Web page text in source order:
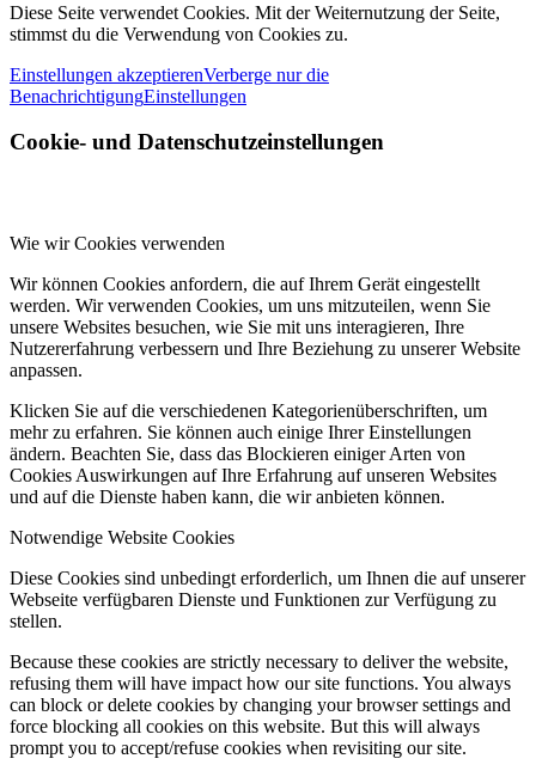
Diese Seite verwendet Cookies. Mit der Weiternutzung der Seite,
stimmst du die Verwendung von Cookies zu.
Einstellungen akzeptierenVerberge nur die
BenachrichtigungEinstellungen
Cookie- und Datenschutzeinstellungen
Wie wir Cookies verwenden
Wir können Cookies anfordern, die auf Ihrem Gerät eingestellt
werden. Wir verwenden Cookies, um uns mitzuteilen, wenn Sie
unsere Websites besuchen, wie Sie mit uns interagieren, Ihre
Nutzererfahrung verbessern und Ihre Beziehung zu unserer Website
anpassen.
Klicken Sie auf die verschiedenen Kategorienüberschriften, um
mehr zu erfahren. Sie können auch einige Ihrer Einstellungen
ändern. Beachten Sie, dass das Blockieren einiger Arten von
Cookies Auswirkungen auf Ihre Erfahrung auf unseren Websites
und auf die Dienste haben kann, die wir anbieten können.
Notwendige Website Cookies
Diese Cookies sind unbedingt erforderlich, um Ihnen die auf unserer
Webseite verfügbaren Dienste und Funktionen zur Verfügung zu
stellen.
Because these cookies are strictly necessary to deliver the website,
refusing them will have impact how our site functions. You always
can block or delete cookies by changing your browser settings and
force blocking all cookies on this website. But this will always
prompt you to accept/refuse cookies when revisiting our site.